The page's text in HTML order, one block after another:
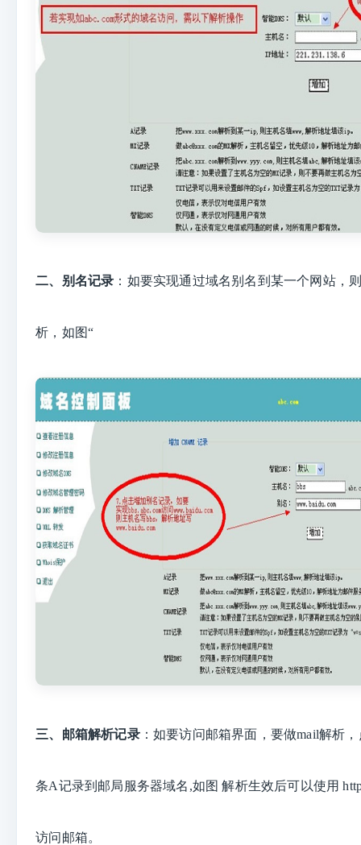
二、 别名记录 ： 如要实现通过域名别名到某一个网站，
析，如图“
三、 邮箱解析记录： 如要访问邮箱界面，要做mail解析
条A记录到邮局服务器域名,如图 解析生效后可以使用
访问邮箱。